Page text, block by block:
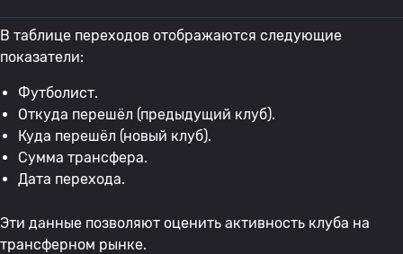
В таблице переходов отображаются следующие
показатели:
Футболист.
Откуда перешёл (предыдущий клуб).
Куда перешёл (новый клуб).
Сумма трансфера.
Дата перехода.
Эти данные позволяют оценить активность клуба на
трансферном рынке.